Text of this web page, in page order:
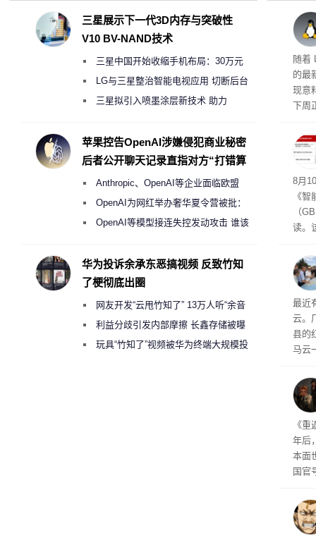
版
随着
的最
现意
下周
成
8月
《
（
读。
在
业
最近
云。
县的
马云
年
《
年后
本面
国官
的
三星展示下一代3D内存与突破性
V10 BV-NAND技术
三星中国开始收缩手机布局：30万元
月销售额不达标门店 将被逐步清退
LG与三星整治智能电视应用 切断后台
偷偷共享带宽的违规行为
三星拟引入喷墨涂层新技术 助力
度
苹果控告OpenAI涉嫌侵犯商业秘密
后者公开聊天记录直指对方“打错算
Anthropic、OpenAI等企业面临欧盟
《人工智能法案》全新执法权限审查
OpenAI为网红举办奢华夏令营被批：
2000美元一晚 遭讽“反乌托邦”
OpenAI等模型接连失控发动攻击 谁该
华为投诉余承东恶搞视频 反致竹知
了梗彻底出圈
网友开发“云甩竹知了” 13万人听“余音
绕梁”利益分歧引发内部摩擦 长鑫存储被曝
曾将华为驻场工程师驱逐出研发基地
玩具“竹知了”视频被华为终端大规模投